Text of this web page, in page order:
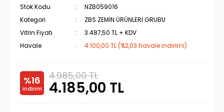
Stok Kodu
NZB059016
Kategori
ZBS ZEMİN ÜRÜNLERİ GRUBU
Vitrin Fiyatı
3.487,50 TL + KDV
Havale
4.100,00 TL (%2,03 havale indirimi)
%16
indirim
4.985,00 TL
4.185,00 TL